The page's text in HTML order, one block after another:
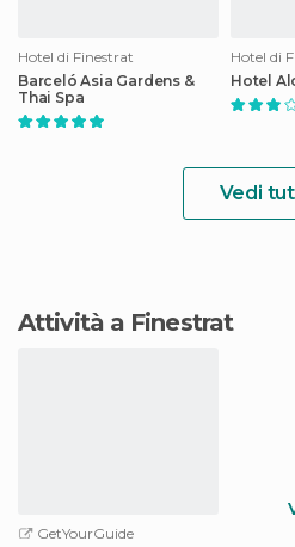
Hotel di Finestrat
Barceló Asia Gardens &
Thai Spa
Hotel di
Hotel
Vedi
Attività a Finestrat
GetYourGuide